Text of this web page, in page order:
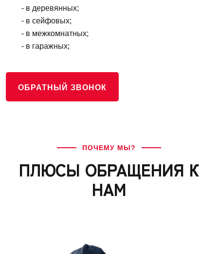
- в деревянных;
- в сейфовых;
- в межкомнатных;
- в гаражных;
ОБРАТНЫЙ ЗВОНОК
ПОЧЕМУ МЫ?
ПЛЮСЫ ОБРАЩЕНИЯ К
НАМ